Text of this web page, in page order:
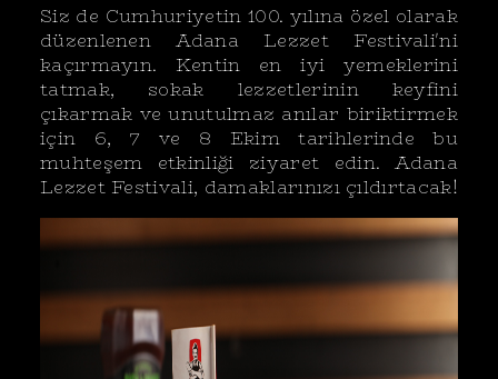
Siz de Cumhuriyetin 100. yılına özel olarak
düzenlenen Adana Lezzet Festivali'ni
kaçırmayın. Kentin en iyi yemeklerini
tatmak, sokak lezzetlerinin keyfini
çıkarmak ve unutulmaz anılar biriktirmek
için 6, 7 ve 8 Ekim tarihlerinde bu
muhteşem etkinliği ziyaret edin. Adana
Lezzet Festivali, damaklarınızı çıldırtacak!